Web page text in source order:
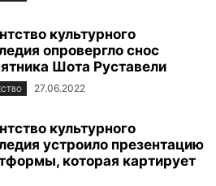
культурного
опровергло снос
Шота Руставели
27.06.2022
культурного
устроило презентацию
которая картирует